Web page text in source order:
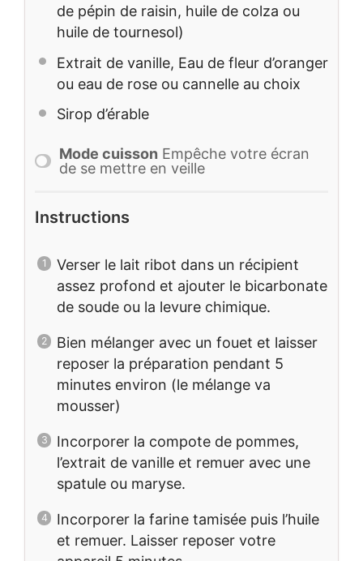
de pépin de raisin, huile de colza ou
huile de tournesol)
Extrait de vanille, Eau de fleur d’oranger
ou eau de rose ou cannelle au choix
Sirop d’érable
Mode cuisson Empêche votre écran
de se mettre en veille
Instructions
Verser le lait ribot dans un récipient
assez profond et ajouter le bicarbonate
de soude ou la levure chimique.
Bien mélanger avec un fouet et laisser
reposer la préparation pendant 5
minutes environ (le mélange va
mousser)
Incorporer la compote de pommes,
l’extrait de vanille et remuer avec une
spatule ou maryse.
Incorporer la farine tamisée puis l’huile
et remuer. Laisser reposer votre